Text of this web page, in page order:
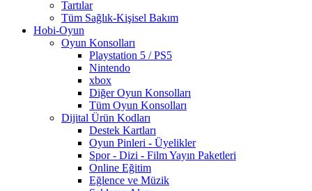
Tartılar
Tüm Sağlık-Kişisel Bakım
Hobi-Oyun
Oyun Konsolları
Playstation 5 / PS5
Nintendo
xbox
Diğer Oyun Konsolları
Tüm Oyun Konsolları
Dijital Ürün Kodları
Destek Kartları
Oyun Pinleri - Üyelikler
Spor - Dizi - Film Yayın Paketleri
Online Eğitim
Eğlence ve Müzik